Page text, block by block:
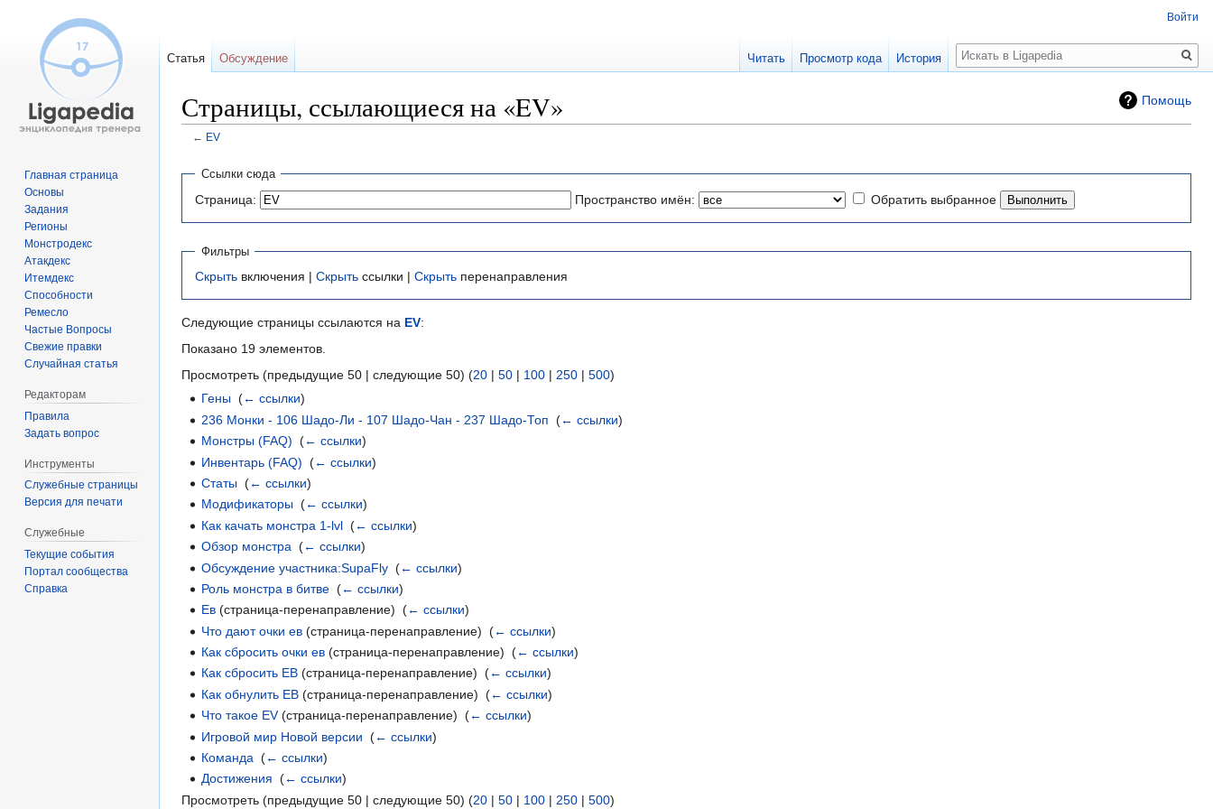
Помощь
Страницы, ссылающиеся на «EV»
← EV
Перейти
навигации
Перейти
поиску
Ссылки сюда
Страница: Пространство имён: Обратить выбранное
Фильтры
Скрыть включения | Скрыть ссылки | Скрыть перенаправления
Следующие страницы ссылаются на EV:
Показано 19 элементов.
Просмотреть (предыдущие 50 | следующие 50) (20 | 50 | 100 | 250 | 500)
Гены ‎(← ссылки)
236 Монки - 106 Шадо-Ли - 107 Шадо-Чан - 237 Шадо-Топ ‎(← ссылки)
Монстры (FAQ) ‎(← ссылки)
Инвентарь (FAQ) ‎(← ссылки)
Статы ‎(← ссылки)
Модификаторы ‎(← ссылки)
Как качать монстра 1-lvl ‎(← ссылки)
Обзор монстра ‎(← ссылки)
Обсуждение участника:SupaFly ‎(← ссылки)
Роль монстра в битве ‎(← ссылки)
Ев (страница-перенаправление) ‎(← ссылки)
Что дают очки ев (страница-перенаправление) ‎(← ссылки)
Как сбросить очки ев (страница-перенаправление) ‎(← ссылки)
Как сбросить ЕВ (страница-перенаправление) ‎(← ссылки)
Как обнулить ЕВ (страница-перенаправление) ‎(← ссылки)
Что такое EV(страница-перенаправление) ‎(← ссылки)
Игровой мир Новой версии ‎(← ссылки)
Команда ‎(← ссылки)
Достижения ‎(← ссылки)
Просмотреть (предыдущие 50 | следующие 50) (20 | 50 | 100 | 250 | 500)
Войти
Статья Обсуждение Читать Просмотр кода История
Поиск
Главная страница
Основы
Задания
Регионы
Монстродекс
Атакдекс
Итемдекс
Способности
Ремесло
Частые Вопросы
Свежие правки
Случайная статья
Редакторам
Правила
Задать вопрос
Инструменты
Служебные страницы
Версия для печати
Служебные
Текущие события
Портал сообщества
Справка